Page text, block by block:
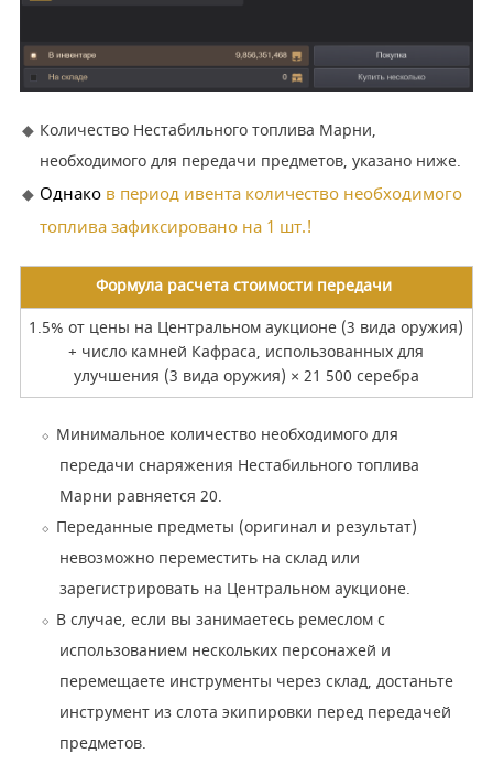
Количество Нестабильного топлива Марни,
необходимого для передачи предметов, указано ниже.
Однако в период ивента количество необходимого
топлива зафиксировано на 1 шт.!
Формула расчета стоимости передачи
1.5% от цены на Центральном аукционе (3 вида оружия)
+ число камней Кафраса, использованных для
улучшения (3 вида оружия) × 21 500 серебра
Минимальное количество необходимого для
передачи снаряжения Нестабильного топлива
Марни равняется 20.
Переданные предметы (оригинал и результат)
невозможно переместить на склад или
зарегистрировать на Центральном аукционе.
В случае, если вы занимаетесь ремеслом с
использованием нескольких персонажей и
перемещаете инструменты через склад, достаньте
инструмент из слота экипировки перед передачей
предметов.